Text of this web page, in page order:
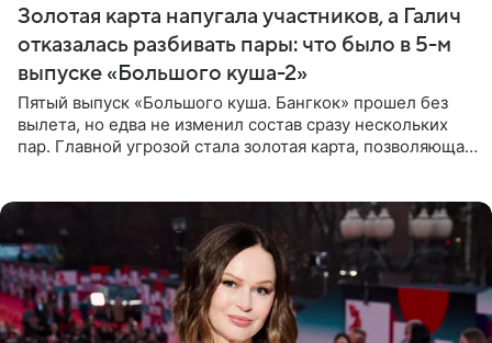
Золотая карта напугала участников, а Галич
отказалась разбивать пары: что было в 5-м
выпуске «Большого куша-2»
Пятый выпуск «Большого куша. Бангкок» прошел без
вылета, но едва не изменил состав сразу нескольких
пар. Главной угрозой стала золотая карта, позволяющая